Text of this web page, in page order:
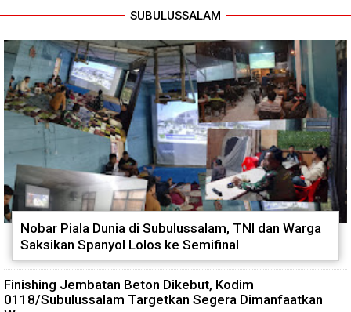
SUBULUSSALAM
Nobar Piala Dunia di Subulussalam, TNI dan Warga
Saksikan Spanyol Lolos ke Semifinal
Finishing Jembatan Beton Dikebut, Kodim
0118/Subulussalam Targetkan Segera Dimanfaatkan